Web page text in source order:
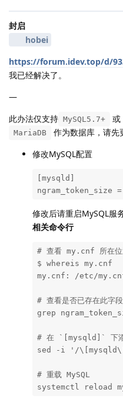
封启
hobei
https://forum.idev.top/d/
我已经解决了。
—
此办法仅支持 MySQL5.7+ 或
MariaDB 作为数据库，请先
修改MySQL配置
[mysqld]
ngram_token_size
修改后请重启MySQL服
相关命令行
# 查看 my.cnf 所在位
$ whereis my.cnf
my.cnf: /etc/
# 查看是否已存在此字段
grep
# 在 `[mysqld]` 下
sed -i '/
# 重载 MySQL
systemctl reload